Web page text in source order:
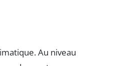
Au niveau